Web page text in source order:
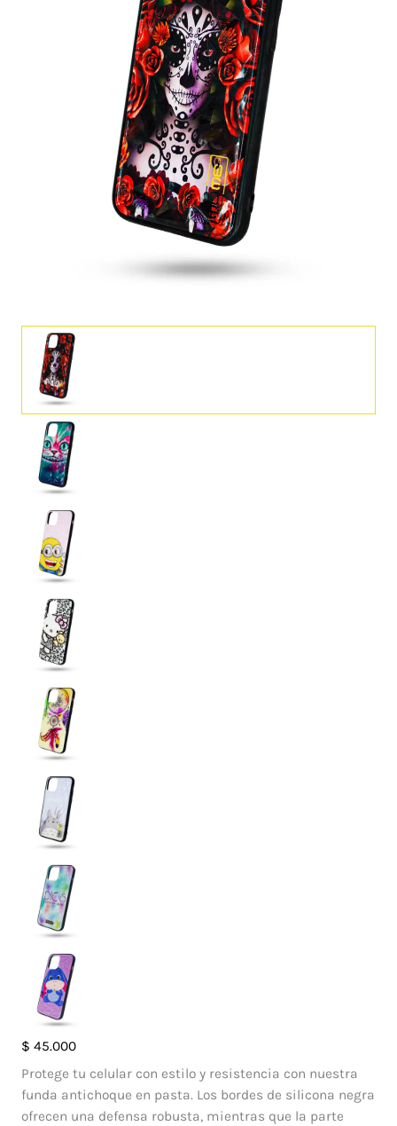
$ 45.000
Protege tu celular con estilo y resistencia con nuestra
funda antichoque en pasta. Los bordes de silicona negra
ofrecen una defensa robusta, mientras que la parte
Case
Diamante
Iphone
11